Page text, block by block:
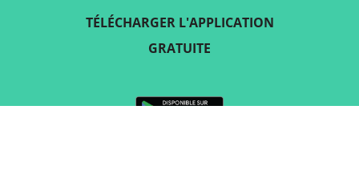
TÉLÉCHARGER L'APPLICATION
GRATUITE